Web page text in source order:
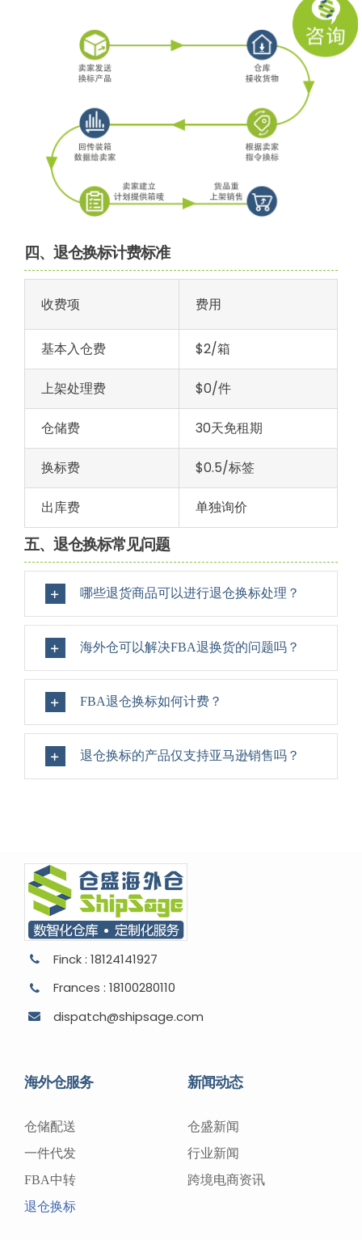
四、退仓换标计费标准
收费项 费用
基本入仓费 $2/箱
上架处理费 $0/件
仓储费 30天免租期
换标费 $0.5/标签
出库费 单独询价
五、退仓换标常见问题
哪些退货商品可以进行退仓换标处理？
海外仓可以解决FBA退换货的问题吗？
FBA退仓换标如何计费？
退仓换标的产品仅支持亚马逊销售吗？
Finck : 18124141927
Frances : 18100280110
dispatch@shipsage.com
海外仓服务
仓储配送
一件代发
FBA中转
退仓换标
新闻动态
仓盛新闻
行业新闻
跨境电商资讯